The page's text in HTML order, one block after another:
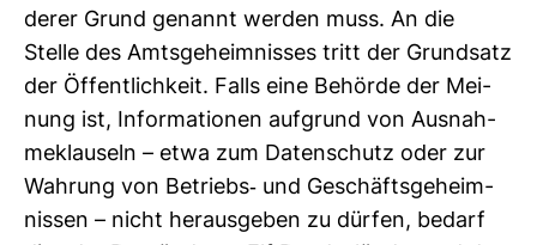
derer Grund genannt werden muss. An die
Stelle des Amts­ge­heim­nisses tritt der Grund­satz
der Öffent­lich­keit. Falls eine Behörde der Mei­
nung ist, Infor­ma­tionen auf­grund von Aus­nah­
me­klau­seln – etwa zum Daten­schutz oder zur
Wah­rung von Betriebs-​ und Geschäfts­ge­heim­
nissen – nicht her­aus­geben zu dürfen, bedarf